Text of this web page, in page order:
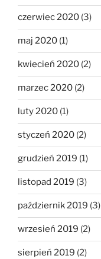
czerwiec 2020 (3)
maj 2020 (1)
kwiecień 2020 (2)
marzec 2020 (2)
luty 2020 (1)
styczeń 2020 (2)
grudzień 2019 (1)
listopad 2019 (3)
październik 2019 (3)
wrzesień 2019 (2)
sierpień 2019 (2)